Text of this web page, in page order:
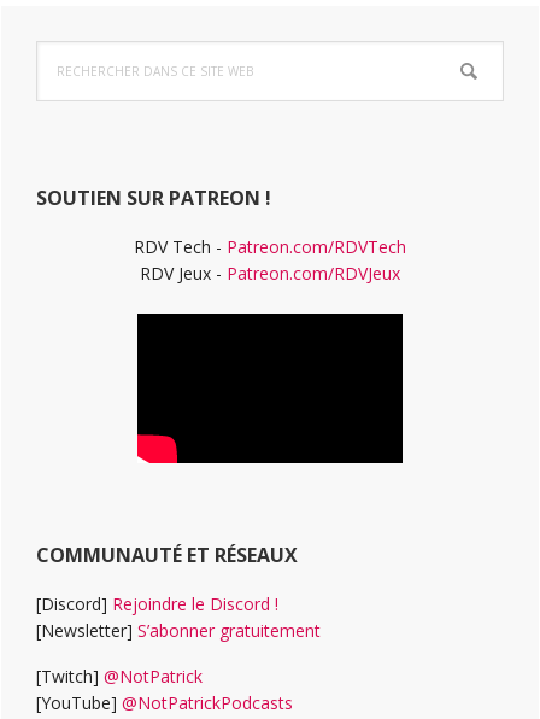
Barre
latérale
dans
ce
SOUTIEN SUR PATREON !
RDV Tech - Patreon.com/RDVTech
RDV Jeux - Patreon.com/RDVJeux
COMMUNAUTÉ ET RÉSEAUX
[Discord] Rejoindre le Discord !
[Newsletter] S’abonner gratuitement
[Twitch] @NotPatrick
[YouTube] @NotPatrickPodcasts